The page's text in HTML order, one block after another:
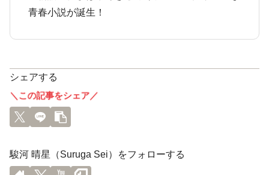
青春小説が誕生！
シェアする
＼この記事をシェア／
駿河 晴星（Suruga Sei）をフォローする